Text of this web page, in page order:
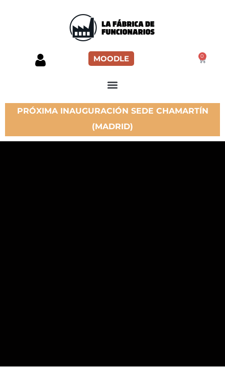
MOODLE 0
PRÓXIMA INAUGURACIÓN SEDE CHAMARTÍN
(MADRID)